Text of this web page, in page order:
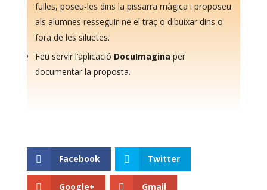
fulles, poseu-les dins la pissarra màgica i proposeu
als alumnes resseguir-ne el traç o dibuixar dins o
fora de les siluetes.
Feu servir l’aplicació DocuImagina per
documentar la proposta.
Facebook Twitter
Google+ Gmail